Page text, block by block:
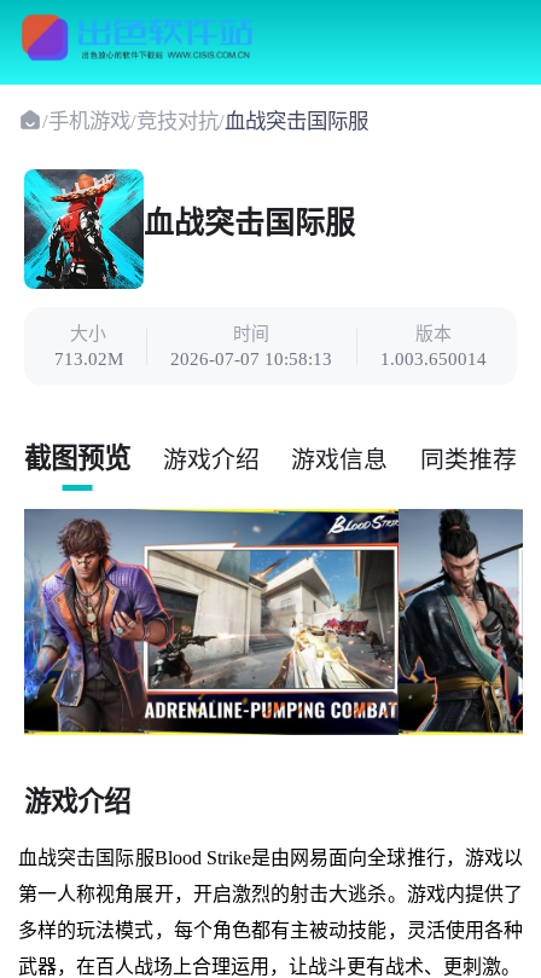
/手机游戏/竞技对抗/血战突击国际服
血战突击国际服
大小
713.02M
时间
2026-07-07 10:58:13
版本
1.003.650014
截图预览 游戏介绍 游戏信息 同类推荐
游戏介绍
血战突击国际服Blood Strike是由网易面向全球推行，游戏以
第一人称视角展开，开启激烈的射击大逃杀。游戏内提供了
多样的玩法模式，每个角色都有主被动技能，灵活使用各种
武器，在百人战场上合理运用，让战斗更有战术、更刺激。